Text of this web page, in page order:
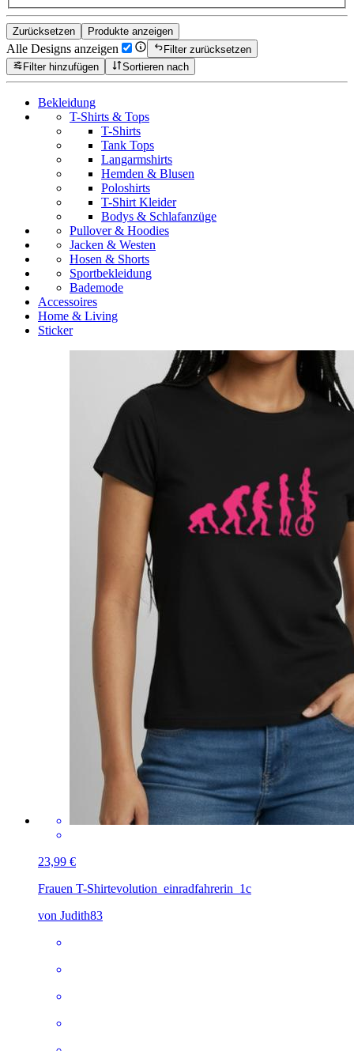
Zurücksetzen Produkte anzeigen
Alle Designs anzeigen
Filter zurücksetzen
Filter hinzufügen
Sortieren nach
Bekleidung
T-Shirts & Tops
T-Shirts
Tank Tops
Langarmshirts
Hemden & Blusen
Poloshirts
T-Shirt Kleider
Bodys & Schlafanzüge
Pullover & Hoodies
Jacken & Westen
Hosen & Shorts
Sportbekleidung
Bademode
Accessoires
Home & Living
Sticker
23,99 €
Frauen T-Shirtevolution_einradfahrerin_1c
von Judith83